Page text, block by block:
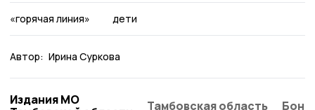
«горячая линия» дети
Автор: Ирина Суркова
Издания МО
Тамбовская область